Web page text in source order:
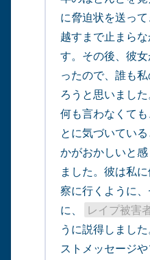
に脅迫状を送っ
越すまで止まら
す。その後、彼
ったので、誰も
ろうと思いまし
何も言わなくて
とに気づいてい
かがおかしいと
ました。彼は私
察に行くように
に、
レイプ被害
うに説得しまし
ストメッセージ